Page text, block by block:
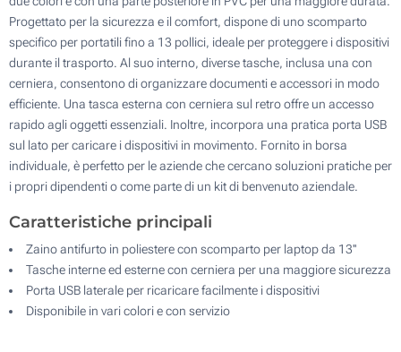
Progettato per la sicurezza e il comfort, dispone di uno scomparto
specifico per portatili fino a 13 pollici, ideale per proteggere i dispositivi
durante il trasporto. Al suo interno, diverse tasche, inclusa una con
cerniera, consentono di organizzare documenti e accessori in modo
efficiente. Una tasca esterna con cerniera sul retro offre un accesso
rapido agli oggetti essenziali. Inoltre, incorpora una pratica porta USB
sul lato per caricare i dispositivi in movimento. Fornito in borsa
individuale, è perfetto per le aziende che cercano soluzioni pratiche per
i propri dipendenti o come parte di un kit di benvenuto aziendale.
Caratteristiche principali
Zaino antifurto in poliestere con scomparto per laptop da 13''
Tasche interne ed esterne con cerniera per una maggiore sicurezza
Porta USB laterale per ricaricare facilmente i dispositivi
Disponibile in vari colori e con servizio